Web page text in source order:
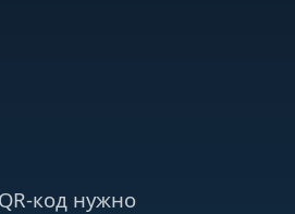
код нужно